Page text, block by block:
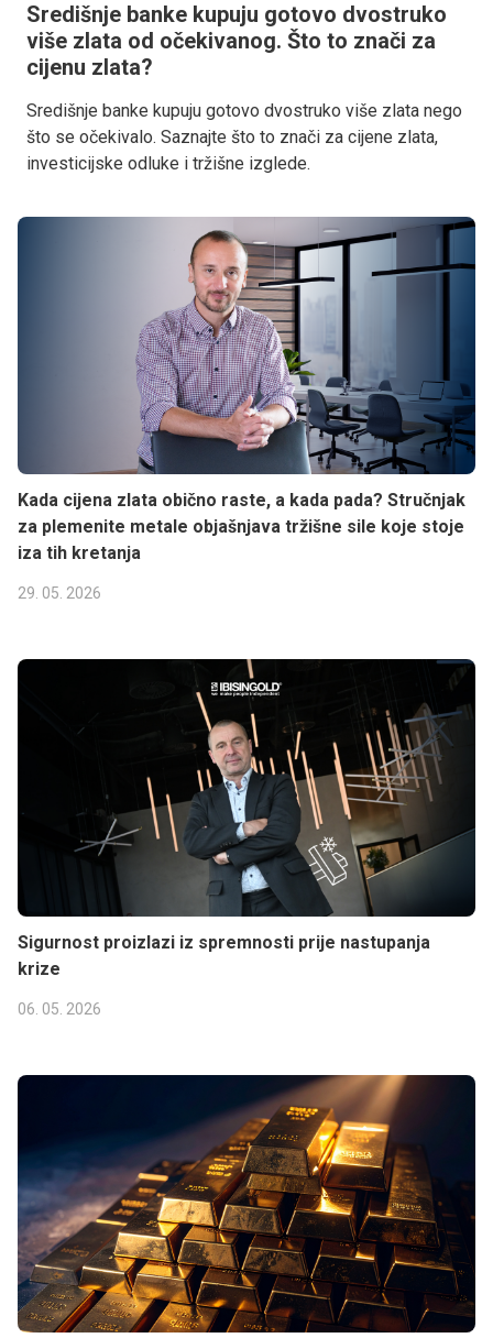
Središnje banke kupuju gotovo dvostruko
više zlata od očekivanog. Što to znači za
cijenu zlata?
Središnje banke kupuju gotovo dvostruko više zlata nego
što se očekivalo. Saznajte što to znači za cijene zlata,
investicijske odluke i tržišne izglede.
Kada cijena zlata obično raste, a kada pada? Stručnjak
za plemenite metale objašnjava tržišne sile koje stoje
iza tih kretanja
29. 05. 2026
Sigurnost proizlazi iz spremnosti prije nastupanja
krize
06. 05. 2026